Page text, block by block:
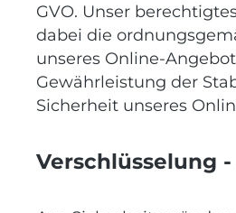
GVO. Unser
dabei die
unseres Online-
Gewährleistung der
Sicherheit unseres
Verschlüsselung